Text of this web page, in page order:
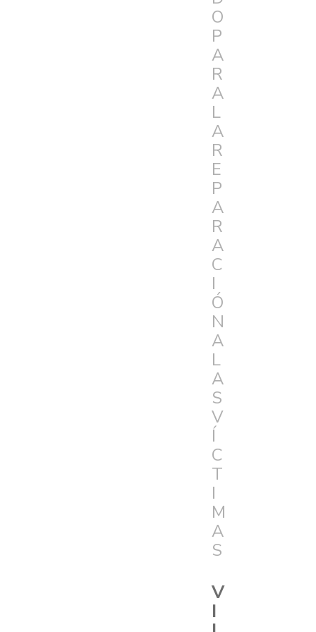
O
P
A
R
A
L
A
R
E
P
A
R
A
C
I
Ó
N
A
L
A
S
V
Í
C
T
I
M
A
S
V
I